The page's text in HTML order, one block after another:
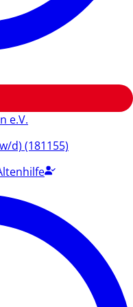
e.V.
d) (181155)